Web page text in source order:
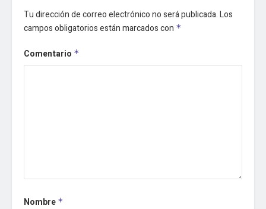
Tu dirección de correo electrónico no será publicada.Los
campos obligatorios están marcados con *
Comentario *
Nombre *